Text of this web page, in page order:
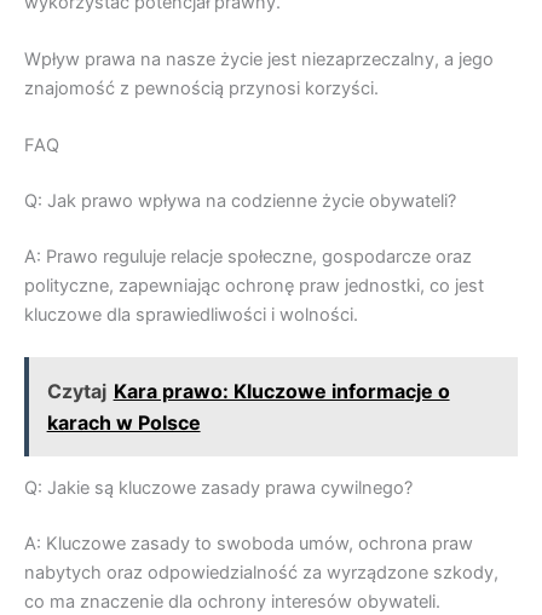
Wpływ prawa na nasze życie jest niezaprzeczalny, a jego
znajomość z pewnością przynosi korzyści.
FAQ
Q: Jak prawo wpływa na codzienne życie obywateli?
A: Prawo reguluje relacje społeczne, gospodarcze oraz
polityczne, zapewniając ochronę praw jednostki, co jest
kluczowe dla sprawiedliwości i wolności.
Czytaj Kara prawo: Kluczowe informacje o
karach w Polsce
Q: Jakie są kluczowe zasady prawa cywilnego?
A: Kluczowe zasady to swoboda umów, ochrona praw
nabytych oraz odpowiedzialność za wyrządzone szkody,
co ma znaczenie dla ochrony interesów obywateli.